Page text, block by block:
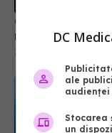
Care este grupa
mare de diabet
18 iul 2026, 15:00
DC
ale
Stocarea
un